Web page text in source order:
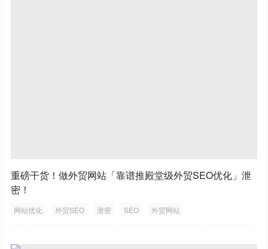
重磅干货！做外贸网站「靠谱推殿堂级外贸SEO优化」泄
密！
网站优化 外贸SEO 泄密 SEO 外贸网站